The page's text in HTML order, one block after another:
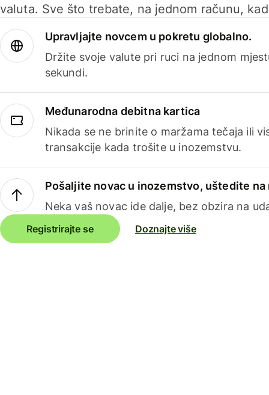
valuta. Sve što trebate, na jednom računu,
Upravljajte novcem u pokretu globalno.
Držite svoje valute pri ruci na jednom
sekundi.
Međunarodna debitna kartica
Nikada se ne brinite o maržama tečaja ili
transakcije kada trošite u inozemstvu.
Pošaljite novac u inozemstvo, uštedite na
Neka vaš novac ide dalje, bez obzira na
Registrirajte se Doznajte više